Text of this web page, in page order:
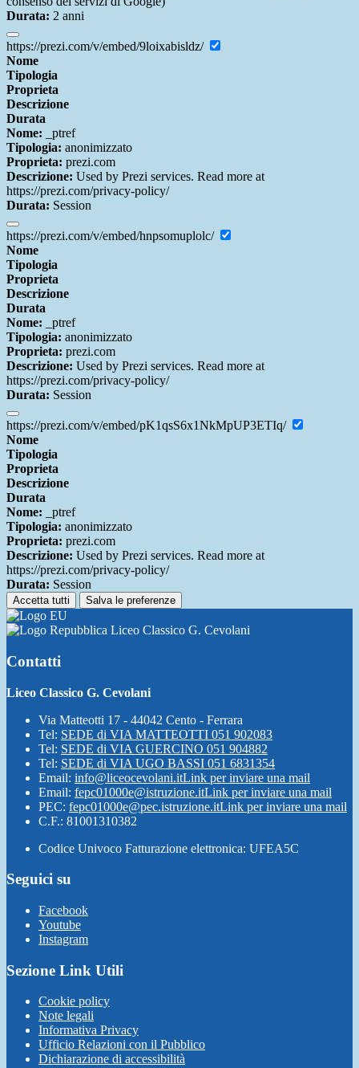
Durata: 2 anni
https://prezi.com/v/embed/9loixabisldz/
Nome
Tipologia
Proprieta
Descrizione
Durata
Nome: _ptref
Tipologia: anonimizzato
Proprieta: prezi.com
Descrizione: Used by Prezi services. Read more at
https://prezi.com/privacy-policy/
Durata: Session
https://prezi.com/v/embed/hnpsomuplolc/
Nome
Tipologia
Proprieta
Descrizione
Durata
Nome: _ptref
Tipologia: anonimizzato
Proprieta: prezi.com
Descrizione: Used by Prezi services. Read more at
https://prezi.com/privacy-policy/
Durata: Session
https://prezi.com/v/embed/pK1qsS6x1NkMpUP3ETIq/
Nome
Tipologia
Proprieta
Descrizione
Durata
Nome: _ptref
Tipologia: anonimizzato
Proprieta: prezi.com
Descrizione: Used by Prezi services. Read more at
https://prezi.com/privacy-policy/
Durata: Session
Accetta tutti Salva le preferenze
Liceo Classico G. Cevolani
Contatti
Liceo Classico G. Cevolani
Via Matteotti 17 - 44042 Cento - Ferrara
Tel: SEDE di VIA MATTEOTTI 051 902083
Tel: SEDE di VIA GUERCINO 051 904882
Tel: SEDE di VIA UGO BASSI 051 6831354
Email: info@liceocevolani.itLink per inviare una mail
Email: fepc01000e@istruzione.itLink per inviare una mail
PEC: fepc01000e@pec.istruzione.itLink per inviare una mail
C.F.: 81001310382
Codice Univoco Fatturazione elettronica: UFEA5C
Seguici su
Facebook
Youtube
Instagram
Sezione Link Utili
Cookie policy
Note legali
Informativa Privacy
Ufficio Relazioni con il Pubblico
Dichiarazione di accessibilità